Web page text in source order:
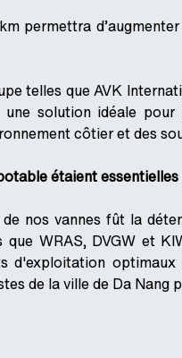
permettra
telles que AVK
solution idéale
côtier et des
étaient essentielles
nos vannes fût la
que WRAS, DVGW et
d'exploitation
de la ville de Da Nang